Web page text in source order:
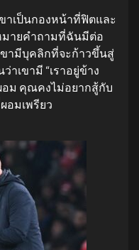
าเป็นกองหน้าที่ฟิตและ
มายคำถามที่ฉันมีต่อ
ามีบุคลิกที่จะก้าวขึ้นสู่
เขามี “เราอยู่ข้าง
อม คุณคงไม่อยากสู้กับ
อมเพรียว